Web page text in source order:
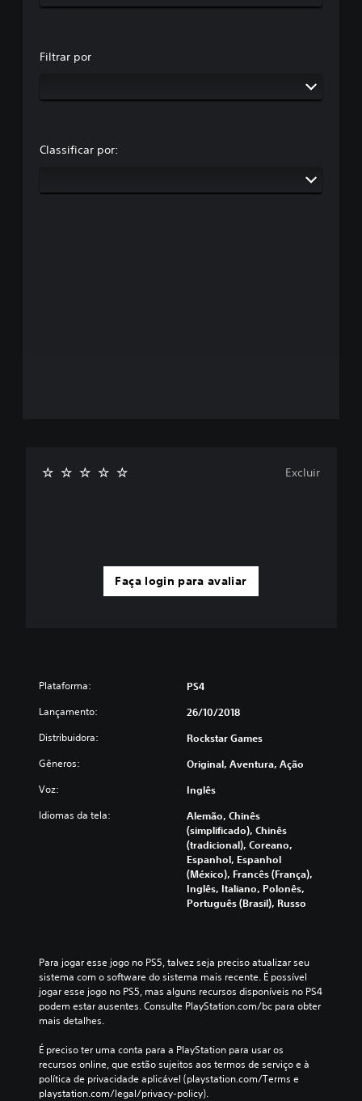
Filtrar por
Classificar por:
Faça login para avaliar
Excluir
Plataforma: PS4
Lançamento: 26/10/2018
Distribuidora: Rockstar Games
Gêneros: Original, Aventura, Ação
Voz: Inglês
Idiomas da tela:
Alemão, Chinês
(simplificado), Chinês
(tradicional), Coreano,
Espanhol, Espanhol
(México), Francês (França),
Inglês, Italiano, Polonês,
Português (Brasil), Russo
Para jogar esse jogo no PS5, talvez seja preciso atualizar seu
sistema com o software do sistema mais recente. É possível
jogar esse jogo no PS5, mas alguns recursos disponíveis no PS4
podem estar ausentes. Consulte PlayStation.com/bc para obter
mais detalhes.
É preciso ter uma conta para a PlayStation para usar os
recursos online, que estão sujeitos aos termos de serviço e à
política de privacidade aplicável (playstation.com/Terms e
playstation.com/legal/privacy-policy).